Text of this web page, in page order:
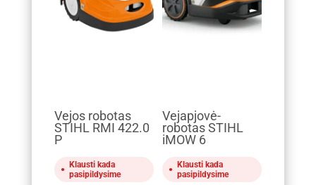
Vejos robotas
STIHL RMI 422.0
P
Klausti kada
pasipildysime
Vejapjovė-
robotas STIHL
iMOW 6
Klausti kada
pasipildysime